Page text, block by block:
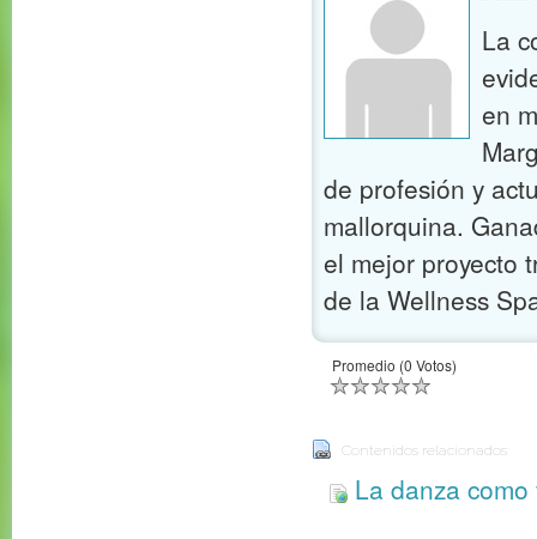
La
en
de profesión y
mallorquina.
el mejor proyecto
de la Wellness
Promedio (0 Votos)
Contenidos relacionados:
La danza